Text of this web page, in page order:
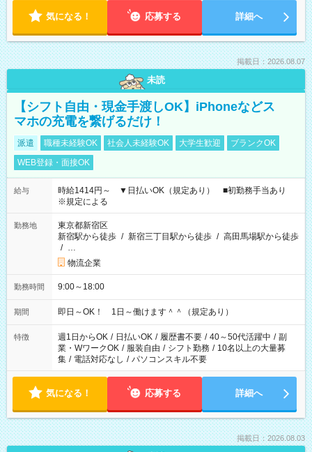
気になる！ 応募する 詳細へ
掲載日：2026.08.07
未読
【シフト自由・現金手渡しOK】iPhoneなどス
マホの充電を繋げるだけ！
派遣 職種未経験OK 社会人未経験OK 大学生歓迎
ブランクOK
WEB登録・面接OK
給与
時給1414円～ ▼日払いOK（規定あり） ■初勤務手当あり
※規定による
勤務地
東京都新宿区
新宿駅から徒歩 / 新宿三丁目駅から徒歩 / 高田馬場駅から徒歩
/ …
物流企業
勤務時間 9:00～18:00
期間 即日～OK！ 1日～働けます＾＾（規定あり）
特徴 週1日からOK / 日払いOK / 履歴書不要 / 40～50代活躍中 / 副
業・WワークOK / 服装自由 / シフト勤務 / 10名以上の大量募
集 / 電話対応なし / パソコンスキル不要
気になる！ 応募する 詳細へ
掲載日：2026.08.03